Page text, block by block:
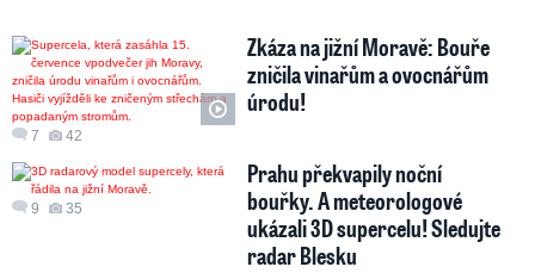
7 42
Zkáza na jižní Moravě: Bouře
zničila vinařům a ovocnářům
úrodu!
9 35
Prahu překvapily noční
bouřky. A meteorologové
ukázali 3D supercelu! Sledujte
radar Blesku